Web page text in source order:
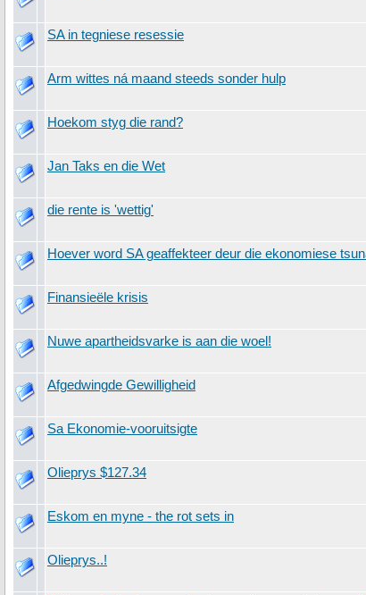
SA in tegniese resessie
Arm wittes ná maand steeds sonder hulp
Hoekom styg die rand?
Jan Taks en die Wet
die rente is 'wettig'
Hoever word SA geaffekteer deur die ekonomiese
Finansieële krisis
Nuwe apartheidsvarke is aan die woel!
Afgedwingde Gewilligheid
Sa Ekonomie-vooruitsigte
Olieprys $127.34
Eskom en myne - the rot sets in
Olieprys..!